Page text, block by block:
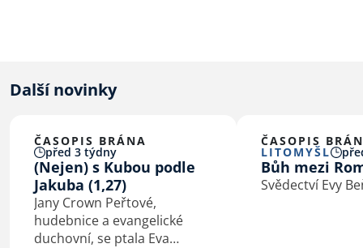
Další novinky
ČASOPIS BRÁNA
před 3 týdny
(Nejen) s Kubou podle
Jakuba (1,27)
Jany Crown Peřtové,
hudebnice a evangelické
duchovní, se ptala Eva
ČASOPIS
LITOMYŠL
Bůh mezi
Svědectví Evy